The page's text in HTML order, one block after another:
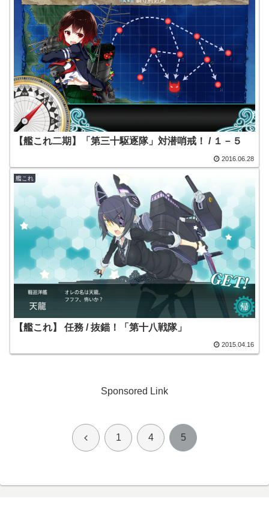
【艦これ二期】「第三十駆逐隊」対潜哨戒！ / １－５
2016.06.28
艦これ
【艦これ】 任務 / 抜錨！「第十八戦隊」
2015.04.16
Sponsored Link
前 1 4 5